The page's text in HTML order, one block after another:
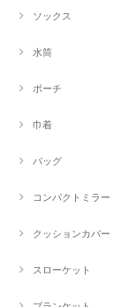
ソックス
水筒
ポーチ
巾着
バッグ
コンパクトミラー
クッションカバー
スローケット